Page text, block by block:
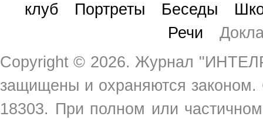
клуб
Портреты Беседы
Речи
Copyright © 2026. Журнал
защищены и охраняются
18303. При полном или